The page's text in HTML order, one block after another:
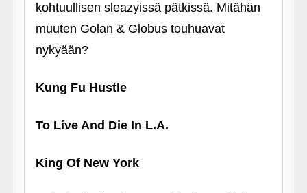
kohtuullisen sleazyissä pätkissä. Mitähän
muuten Golan & Globus touhuavat
nykyään?
Kung Fu Hustle
To Live And Die In L.A.
King Of New York